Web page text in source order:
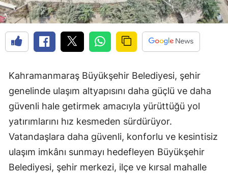
Kahramanmaraş Büyükşehir Belediyesi, şehir
genelinde ulaşım altyapısını daha güçlü ve daha
güvenli hale getirmek amacıyla yürüttüğü yol
yatırımlarını hız kesmeden sürdürüyor.
Vatandaşlara daha güvenli, konforlu ve kesintisiz
ulaşım imkânı sunmayı hedefleyen Büyükşehir
Belediyesi, şehir merkezi, ilçe ve kırsal mahalle